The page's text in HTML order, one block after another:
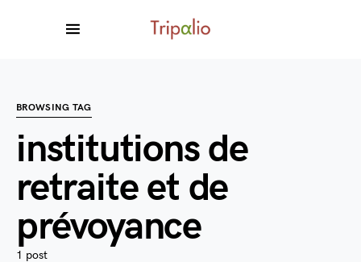
BROWSING TAG
institutions de
retraite et de
prévoyance
1 post